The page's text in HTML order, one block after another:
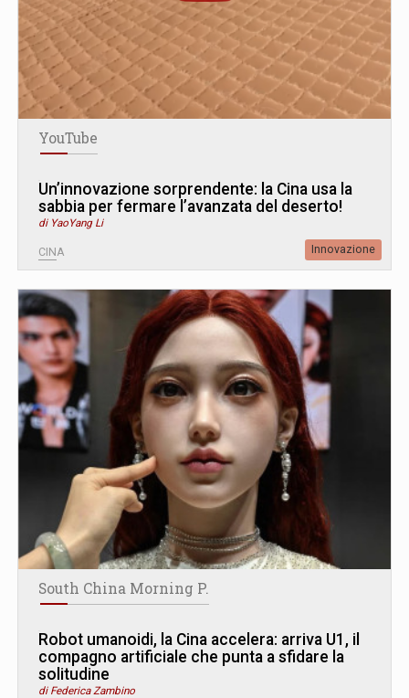
YouTube
Un’innovazione sorprendente: la Cina usa la
sabbia per fermare l’avanzata del deserto!
di YaoYang Li
CINA Innovazione
South China Morning P.
Robot umanoidi, la Cina accelera: arriva U1, il
compagno artificiale che punta a sfidare la
solitudine
di Federica Zambino